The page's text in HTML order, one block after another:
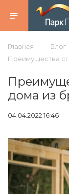
Главная — Блог
Преимущества
дома из
04.04.2022 16:46